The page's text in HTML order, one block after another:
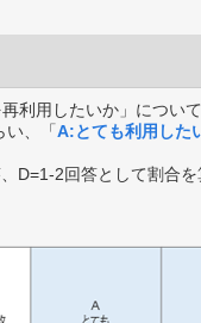
利用したいか」につい
い、「A:とても利用した
2回答として割合を